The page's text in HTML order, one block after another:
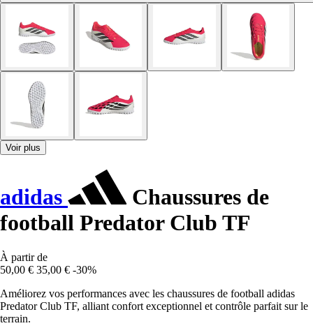
Voir plus
adidas
Chaussures de
football Predator Club TF
À partir de
50,00 € 35,00 € -30%
Améliorez vos performances avec les chaussures de football adidas
Predator Club TF, alliant confort exceptionnel et contrôle parfait sur le
terrain.